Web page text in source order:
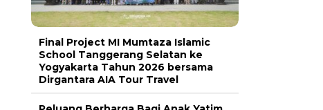
Final Project MI Mumtaza Islamic
School Tanggerang Selatan ke
Yogyakarta Tahun 2026 bersama
Dirgantara AIA Tour Travel